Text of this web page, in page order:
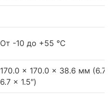
От -10 до +55 °C
170.0 x 170.0 x 38.6 мм (6.7
6.7 x 1.5″)